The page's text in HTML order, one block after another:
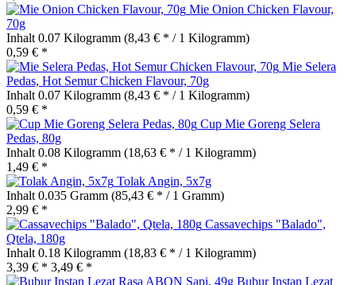
Mie Onion Chicken Flavour,
70g
Inhalt 0.07 Kilogramm (8,43 € * / 1 Kilogramm)
0,59 € *
Mie Selera
Pedas, Hot Semur Chicken Flavour, 70g
Inhalt 0.07 Kilogramm (8,43 € * / 1 Kilogramm)
0,59 € *
Cup Mie Goreng Selera
Pedas, 80g
Inhalt 0.08 Kilogramm (18,63 € * / 1 Kilogramm)
1,49 € *
Tolak Angin, 5x7g
Inhalt 0.035 Gramm (85,43 € * / 1 Gramm)
2,99 € *
Cassavechips "Balado",
Qtela, 180g
Inhalt 0.18 Kilogramm (18,83 € * / 1 Kilogramm)
3,39 € * 3,49 € *
Bubur Instan Lezat